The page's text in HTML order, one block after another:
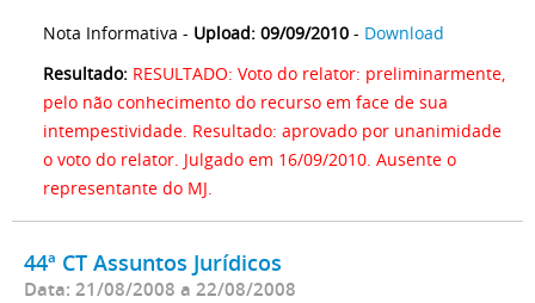
Nota Informativa - Upload: 09/09/2010 - Download
Resultado: RESULTADO: Voto do relator: preliminarmente,
pelo não conhecimento do recurso em face de sua
intempestividade. Resultado: aprovado por unanimidade
o voto do relator. Julgado em 16/09/2010. Ausente o
representante do MJ.
44ª CT Assuntos Jurídicos
Data: 21/08/2008 a 22/08/2008